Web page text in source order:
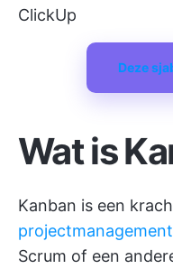
ClickUp
Deze
Wat is
Kanban is een
projectmanagement
Scrum of een